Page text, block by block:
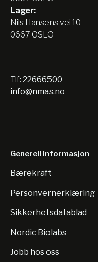
Lager:
Nils Hansens vei 10
0667 OSLO
Tlf: 22666500
info@nmas.no
Generell informasjon
Bærekraft
Personvernerklæring
Sikkerhetsdatablad
Nordic Biolabs
Jobb hos oss